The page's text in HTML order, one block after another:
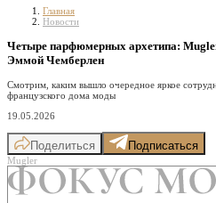
Главная
Новости
Четыре парфюмерных архетипа:
Эммой Чемберлен
Смотрим, каким вышло очередное яркое
французского дома моды
19.05.2026
Поделиться Подписаться
Mugler